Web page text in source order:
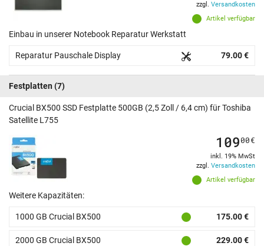
Artikel verfügbar
zzgl. Versandkosten
Einbau in unserer Notebook Reparatur Werkstatt
Reparatur Pauschale Display 79.00 €
Festplatten (7)
Crucial BX500 SSD Festplatte 500GB (2,5 Zoll / 6,4 cm) für Toshiba
Satellite L755
Artikel verfügbar
10900€
inkl. 19% MwSt
zzgl. Versandkosten
Weitere Kapazitäten:
1000 GB Crucial BX500 175.00 €
2000 GB Crucial BX500 229.00 €